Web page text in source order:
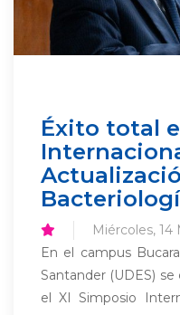
Éxito total
Miércoles, 14
En el campus
Santander (UDES)
el XI Simposio